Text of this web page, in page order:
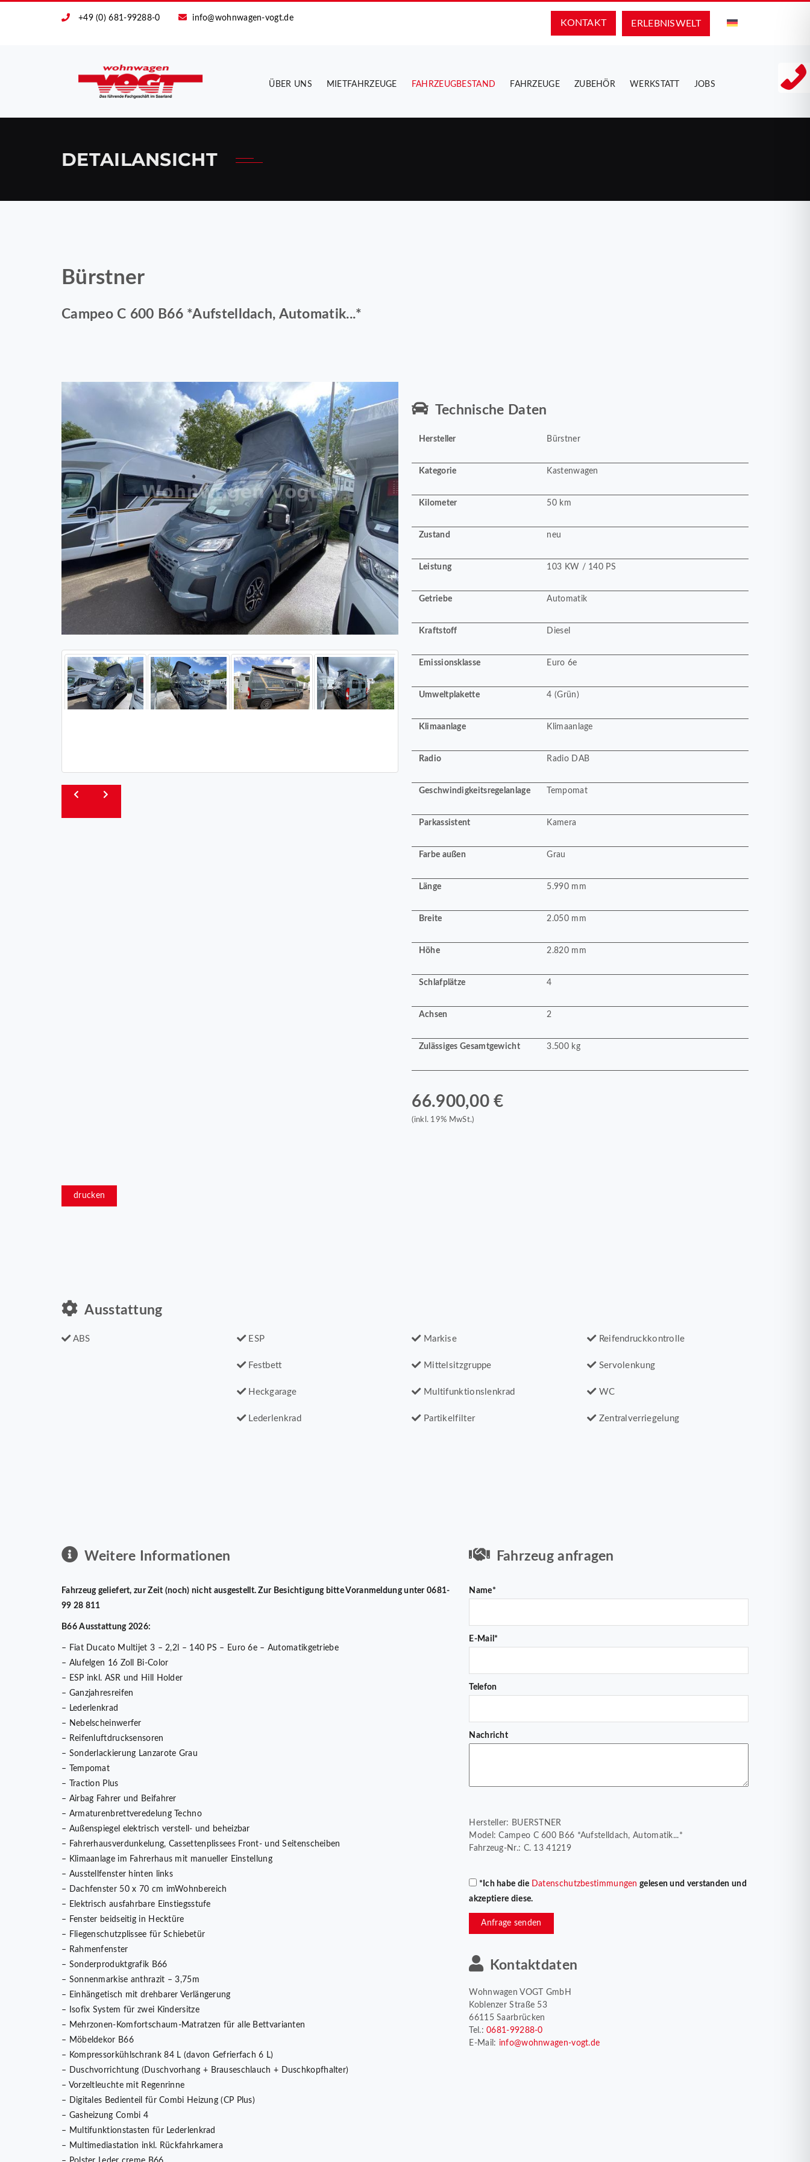
+49 (0) 681-99288-0 info@wohnwagen-vogt.de
ERLEBNIS­WELT
KONTAKT
ÜBER UNS MIETFAHRZEUGE FAHRZEUGBESTAND FAHRZEUGE ZUBEHÖR WERKSTATT JOBS
DETAILANSICHT
Bürstner
Campeo C 600 B66 *Aufstelldach, Automatik...*
Technische Daten
Hersteller Bürstner
Kategorie Kastenwagen
Kilometer 50 km
Zustand neu
Leistung 103 KW / 140 PS
Getriebe Automatik
Kraftstoff Diesel
Emissionsklasse Euro 6e
Umweltplakette 4 (Grün)
Klimaanlage Klimaanlage
Radio Radio DAB
Geschwindigkeitsregelanlage Tempomat
Parkassistent Kamera
Farbe außen Grau
Länge 5.990 mm
Breite 2.050 mm
Höhe 2.820 mm
Schlafplätze 4
Achsen 2
Zulässiges Gesamtgewicht 3.500 kg
66.900,00 €
(inkl. 19% MwSt.)
drucken
Ausstattung
ABS ESP
Festbett
Heckgarage
Lederlenkrad
Markise
Mittelsitzgruppe
Multifunktionslenkrad
Partikelfilter
Reifendruckkontrolle
Servolenkung
WC
Zentralverriegelung
Weitere Informationen
Fahrzeug geliefert, zur Zeit (noch) nicht ausgestellt. Zur Besichtigung bitte Voranmeldung unter 0681-
99 28 811
B66 Ausstattung 2026:
– Fiat Ducato Multijet 3 – 2,2l – 140 PS – Euro 6e – Automatikgetriebe
– Alufelgen 16 Zoll Bi-Color
– ESP inkl. ASR und Hill Holder
– Ganzjahresreifen
– Lederlenkrad
– Nebelscheinwerfer
– Reifenluftdrucksensoren
– Sonderlackierung Lanzarote Grau
– Tempomat
– Traction Plus
– Airbag Fahrer und Beifahrer
– Armaturenbrettveredelung Techno
– Außenspiegel elektrisch verstell- und beheizbar
– Fahrerhausverdunkelung, Cassettenplissees Front- und Seitenscheiben
– Klimaanlage im Fahrerhaus mit manueller Einstellung
– Ausstellfenster hinten links
– Dachfenster 50 x 70 cm imWohnbereich
– Elektrisch ausfahrbare Einstiegsstufe
– Fenster beidseitig in Hecktüre
– Fliegenschutzplissee für Schiebetür
– Rahmenfenster
– Sonderproduktgrafik B66
– Sonnenmarkise anthrazit – 3,75m
– Einhängetisch mit drehbarer Verlängerung
– Isofix System für zwei Kindersitze
– Mehrzonen-Komfortschaum-Matratzen für alle Bettvarianten
– Möbeldekor B66
– Kompressorkühlschrank 84 L (davon Gefrierfach 6 L)
– Duschvorrichtung (Duschvorhang + Brauseschlauch + Duschkopfhalter)
– Vorzeltleuchte mit Regenrinne
– Digitales Bedienteil für Combi Heizung (CP Plus)
– Gasheizung Combi 4
– Multifunktionstasten für Lederlenkrad
– Multimediastation inkl. Rückfahrkamera
Fahrzeug anfragen
Name*
E-Mail*
Telefon
Nachricht
Hersteller: BUERSTNER
Model: Campeo C 600 B66 *Aufstelldach, Automatik...*
Fahrzeug-Nr.: C. 13 41219
*Ich habe die Datenschutzbestimmungen gelesen und verstanden und
akzeptiere diese.
Anfrage senden
Kontaktdaten
Wohnwagen VOGT GmbH
Koblenzer Straße 53
66115 Saarbrücken
Tel.:0681-99288-0
E-Mail: info@wohnwagen-vogt.de